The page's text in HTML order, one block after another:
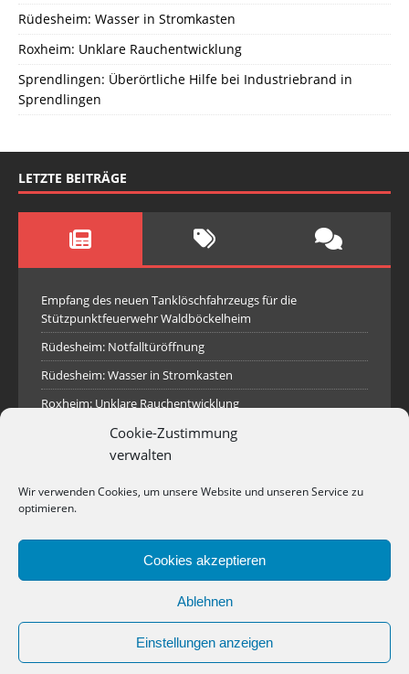
Cookie-Zustimmung
verwalten
Wir verwenden Cookies, um unsere Website und unseren Service zu
optimieren.
Cookies akzeptieren
Ablehnen
Einstellungen anzeigen
Rüdesheim: Wasser in Stromkasten
Roxheim: Unklare Rauchentwicklung
Sprendlingen: Überörtliche Hilfe bei Industriebrand in
Sprendlingen
LETZTE BEITRÄGE
Empfang des neuen Tanklöschfahrzeugs für die
Stützpunktfeuerwehr Waldböckelheim
Rüdesheim: Notfalltüröffnung
Rüdesheim: Wasser in Stromkasten
Roxheim: Unklare Rauchentwicklung
Sprendlingen: Überörtliche Hilfe bei Industriebrand in
Sprendlingen
Rüdesheim: Aufgerissener Dieseltank
Industriepark Pferdsfeld: Brand eines Holzpolter